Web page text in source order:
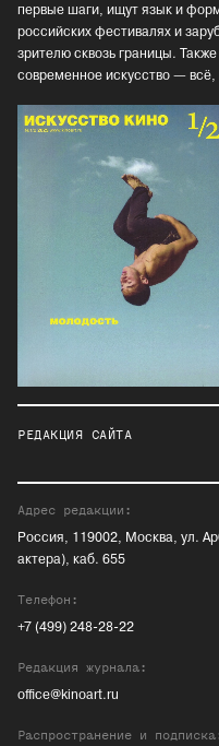
первые шаги, ищут язык и
российских фестивалях и
зрителю сквозь границы.
современное искусство —
РЕДАКЦИЯ САЙТА
Адрес редакции:
Россия, 119002, Москва, ул.
актера), каб. 655
Телефон:
+7 (499) 248-28-22
Редакция журнала:
office@kinoart.ru
Распространение и